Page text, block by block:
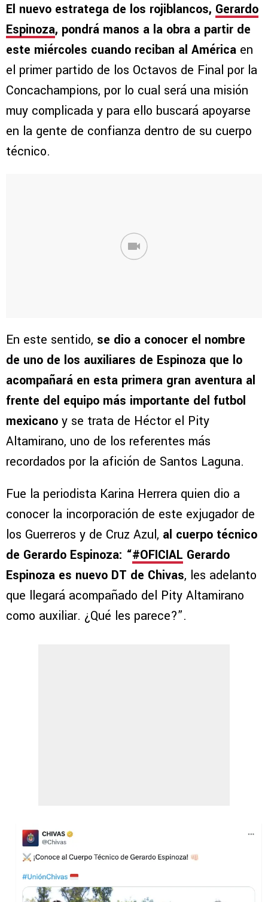
El nuevo estratega de los rojiblancos, Gerardo
Espinoza, pondrá manos a la obra a partir de
este miércoles cuando reciban al América en
el primer partido de los Octavos de Final por la
Concachampions, por lo cual será una misión
muy complicada y para ello buscará apoyarse
en la gente de confianza dentro de su cuerpo
técnico.
En este sentido, se dio a conocer el nombre
de uno de los auxiliares de Espinoza que lo
acompañará en esta primera gran aventura al
frente del equipo más importante del futbol
mexicano y se trata de Héctor el Pity
Altamirano, uno de los referentes más
recordados por la afición de Santos Laguna.
Fue la periodista Karina Herrera quien dio a
conocer la incorporación de este exjugador de
los Guerreros y de Cruz Azul, al cuerpo técnico
de Gerardo Espinoza: “#OFICIAL Gerardo
Espinoza es nuevo DT de Chivas, les adelanto
que llegará acompañado del Pity Altamirano
como auxiliar. ¿Qué les parece?”.